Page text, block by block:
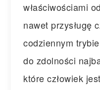
właściwościami
nawet przysługę
codziennym
do zdolności
które człowiek